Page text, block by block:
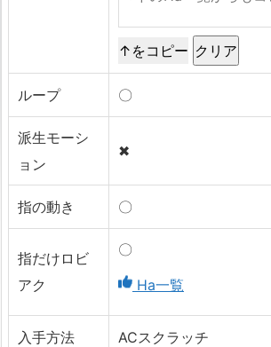
↑をコピー
ループ 〇
派生モーシ
ョン
✖
指の動き 〇
指だけロビ
アク
〇
Ha一覧
入手方法 ACスクラッチ